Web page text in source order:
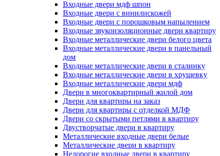
Входные двери мдф шпон
Входные двери с винилискожей
Входные двери с порошковым напылением
Входные звукоизоляционные двери квартиру
Входные металлические двери белого цвета
Входные металлические двери в панельный
дом
Входные металлические двери в сталинку
Входные металлические двери в хрущевку
Входные металлические двери мдф
Двери в многоквартирный жилой дом
Двери для квартиры на заказ
Двери для квартиры с отделкой МДФ
Двери со скрытыми петлями в квартиру
Двустворчатые двери в квартиру
Металлические входные двери белые
Металлические двери в квартиру
Недорогие входные двери в квартиру